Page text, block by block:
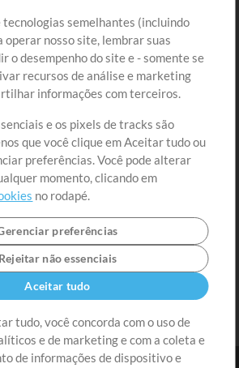
Entre
Cadastre-se
Ir ao carrinho
tecnologias semelhantes (incluindo
operar nosso site, lembrar suas
o desempenho do site e - somente se
recursos de análise e marketing
informações com terceiros.
e os pixels de tracks são
que você clique em Aceitar tudo ou
preferências. Você pode alterar
momento, clicando em
no rodapé.
preferências
Rejeitar não essenciais
Aceitar tudo
tudo, você concorda com o uso de
e de marketing e com a coleta e
de informações de dispositivo e